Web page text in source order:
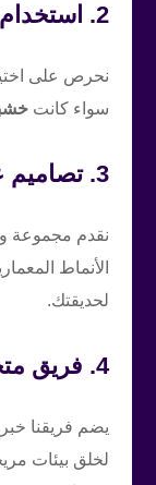
2. استخدام أفضل المواد
نحرص على
سواء كانت
3. تصاميم عصرية تناسب جميع الأذواق
نقدم مجموعة
الأنماط
لحديقتك.
4. فريق متخصص يعمل بشغف
يضم فريقنا
لخلق بيئات